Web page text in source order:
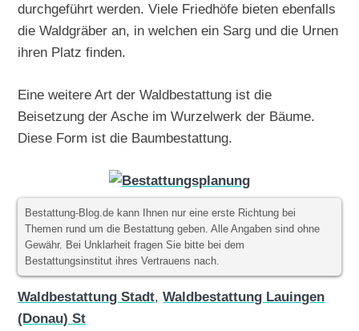
durchgeführt werden. Viele Friedhöfe bieten ebenfalls
die Waldgräber an, in welchen ein Sarg und die Urnen
ihren Platz finden.
Eine weitere Art der Waldbestattung ist die
Beisetzung der Asche im Wurzelwerk der Bäume.
Diese Form ist die Baumbestattung.
Bestattung-Blog.de kann Ihnen nur eine erste Richtung bei
Themen rund um die Bestattung geben. Alle Angaben sind ohne
Gewähr. Bei Unklarheit fragen Sie bitte bei dem
Bestattungsinstitut ihres Vertrauens nach.
Waldbestattung Stadt,Waldbestattung Lauingen
(Donau) St